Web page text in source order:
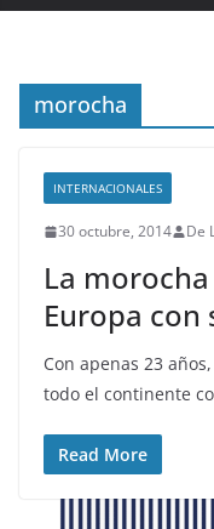
morocha
INTERNACIONALES
30 octubre, 2014 De
La
Europa con
Con apenas 23
todo el continente
Read More